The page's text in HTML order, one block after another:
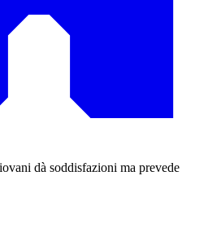
dà soddisfazioni ma prevede